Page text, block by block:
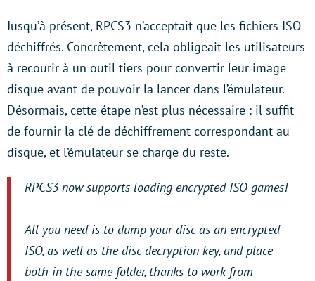
Jusqu’à présent, RPCS3 n’acceptait que les fichiers ISO
déchiffrés. Concrètement, cela obligeait les utilisateurs
à recourir à un outil tiers pour convertir leur image
disque avant de pouvoir la lancer dans l’émulateur.
Désormais, cette étape n’est plus nécessaire : il suffit
de fournir la clé de déchiffrement correspondant au
disque, et l’émulateur se charge du reste.
RPCS3 now supports loading encrypted ISO games!
All you need is to dump your disc as an encrypted
ISO, as well as the disc decryption key, and place
both in the same folder, thanks to work from